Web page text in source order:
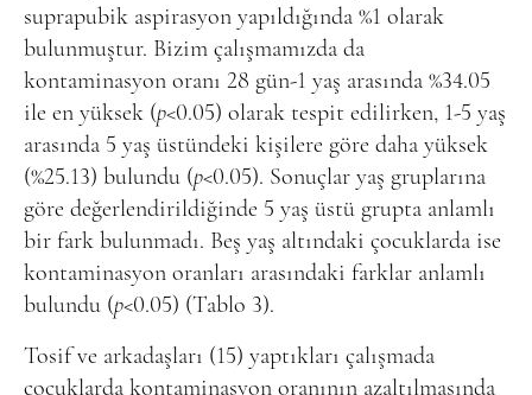
suprapubik aspirasyon yapıldığında %1 olarak
bulunmuştur. Bizim çalışmamızda da
kontaminasyon oranı 28 gün-1 yaş arasında %34.05
ile en yüksek (p<0.05) olarak tespit edilirken, 1-5 yaş
arasında 5 yaş üstündeki kişilere göre daha yüksek
(%25.13) bulundu (p<0.05). Sonuçlar yaş gruplarına
göre değerlendirildiğinde 5 yaş üstü grupta anlamlı
bir fark bulunmadı. Beş yaş altındaki çocuklarda ise
kontaminasyon oranları arasındaki farklar anlamlı
bulundu (p<0.05) (Tablo 3).
Tosif ve arkadaşları (15) yaptıkları çalışmada
çocuklarda kontaminasyon oranının azaltılmasında